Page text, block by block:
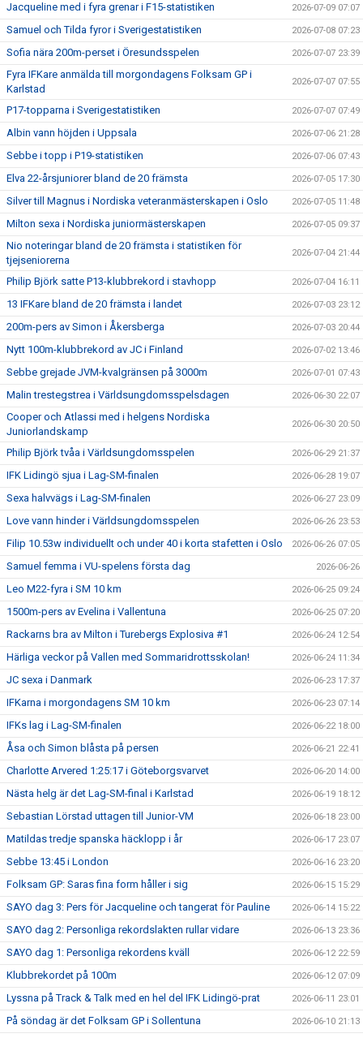
Jacqueline med i fyra grenar i F15-statistiken 2026-07-09 07:07
Samuel och Tilda fyror i Sverigestatistiken 2026-07-08 07:23
Sofia nära 200m-perset i Öresundsspelen 2026-07-07 23:39
Fyra IFKare anmälda till morgondagens Folksam GP i
Karlstad
2026-07-07 07:55
P17-topparna i Sverigestatistiken 2026-07-07 07:49
Albin vann höjden i Uppsala 2026-07-06 21:28
Sebbe i topp i P19-statistiken 2026-07-06 07:43
Elva 22-årsjuniorer bland de 20 främsta 2026-07-05 17:30
Silver till Magnus i Nordiska veteranmästerskapen i Oslo 2026-07-05 11:48
Milton sexa i Nordiska juniormästerskapen 2026-07-05 09:37
Nio noteringar bland de 20 främsta i statistiken för
tjejseniorerna
2026-07-04 21:44
Philip Björk satte P13-klubbrekord i stavhopp 2026-07-04 16:11
13 IFKare bland de 20 främsta i landet 2026-07-03 23:12
200m-pers av Simon i Åkersberga 2026-07-03 20:44
Nytt 100m-klubbrekord av JC i Finland 2026-07-02 13:46
Sebbe grejade JVM-kvalgränsen på 3000m 2026-07-01 07:43
Malin trestegstrea i Världsungdomsspelsdagen 2026-06-30 22:07
Cooper och Atlassi med i helgens Nordiska
Juniorlandskamp
2026-06-30 20:50
Philip Björk tvåa i Världsungdomsspelen 2026-06-29 21:37
IFK Lidingö sjua i Lag-SM-finalen 2026-06-28 19:07
Sexa halvvägs i Lag-SM-finalen 2026-06-27 23:09
Love vann hinder i Världsungdomsspelen 2026-06-26 23:53
Filip 10.53w individuellt och under 40 i korta stafetten i Oslo 2026-06-26 07:05
Samuel femma i VU-spelens första dag 2026-06-26
Leo M22-fyra i SM 10 km 2026-06-25 09:24
1500m-pers av Evelina i Vallentuna 2026-06-25 07:20
Rackarns bra av Milton i Turebergs Explosiva #1 2026-06-24 12:54
Härliga veckor på Vallen med Sommaridrottsskolan! 2026-06-24 11:34
JC sexa i Danmark 2026-06-23 17:37
IFKarna i morgondagens SM 10 km 2026-06-23 07:14
IFKs lag i Lag-SM-finalen 2026-06-22 18:00
Åsa och Simon blåsta på persen 2026-06-21 22:41
Charlotte Arvered 1:25:17 i Göteborgsvarvet 2026-06-20 14:00
Nästa helg är det Lag-SM-final i Karlstad 2026-06-19 18:12
Sebastian Lörstad uttagen till Junior-VM 2026-06-18 23:00
Matildas tredje spanska häcklopp i år 2026-06-17 23:07
Sebbe 13:45 i London 2026-06-16 23:20
Folksam GP: Saras fina form håller i sig 2026-06-15 15:29
SAYO dag 3: Pers för Jacqueline och tangerat för Pauline 2026-06-14 15:22
SAYO dag 2: Personliga rekordslakten rullar vidare 2026-06-13 23:36
SAYO dag 1: Personliga rekordens kväll 2026-06-12 22:59
Klubbrekordet på 100m 2026-06-12 07:09
Lyssna på Track & Talk med en hel del IFK Lidingö-prat 2026-06-11 23:01
På söndag är det Folksam GP i Sollentuna 2026-06-10 21:13